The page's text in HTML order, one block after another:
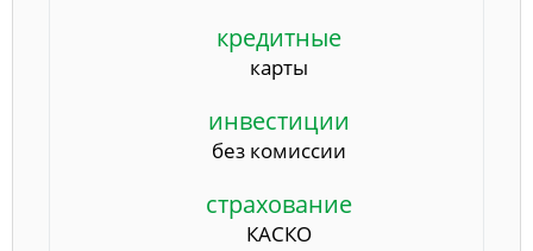
кредитные
карты
инвестиции
без комиссии
страхование
КАСКО